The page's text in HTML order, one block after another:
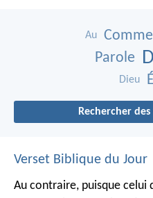
Au
Parole
Dieu
Rechercher
Verset Biblique du Jour
Au contraire, puisque celui